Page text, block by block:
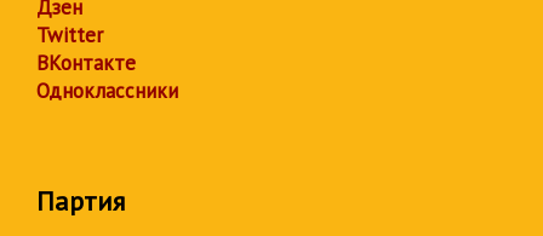
Дзен
Twitter
ВКонтакте
Одноклассники
Партия